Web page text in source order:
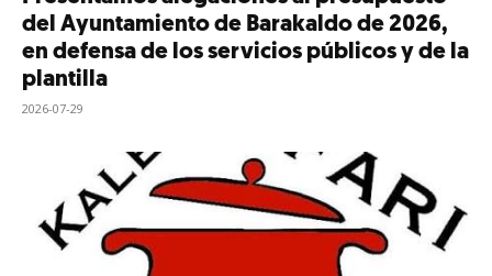
del Ayuntamiento de Barakaldo de 2026,
en defensa de los servicios públicos y de la
plantilla
2026-07-29